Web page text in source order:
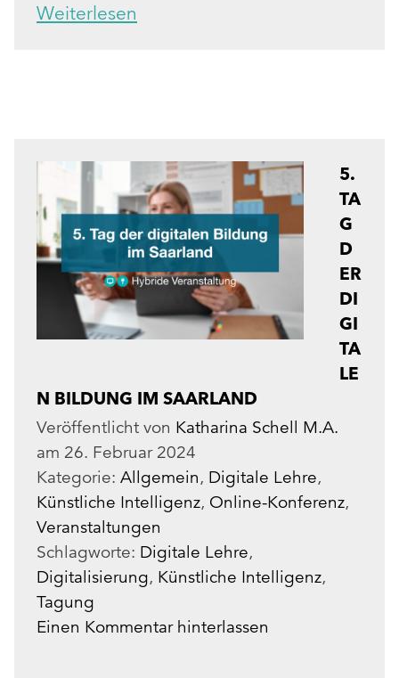
Weiterlesen
5.
TA
G
D
ER
DI
GI
TA
LE
N BILDUNG IM SAARLAND
Veröffentlicht von Katharina Schell M.A.
am 26. Februar 2024
Kategorie: Allgemein, Digitale Lehre,
Künstliche Intelligenz, Online-Konferenz,
Ver­an­stal­tun­gen
Schlagworte: Digitale Lehre,
Digitalisierung, Künstliche Intelligenz,
Tagung
Einen Kommentar hinterlassen